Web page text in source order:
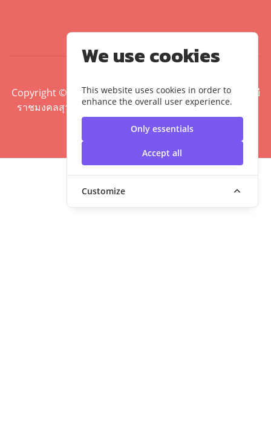
We use cookies
This website uses cookies in order to
enhance the overall user experience.
Only essentials
Accept all
Customize
Copyright ©2020 คณะศิลปศาสตร์ มหาวิทยาลัยเทคโนโลยี
ราชมงคลสุวรรณภูมิ | มหาวิทยาลัยเทคโนโลยีราชมงคล